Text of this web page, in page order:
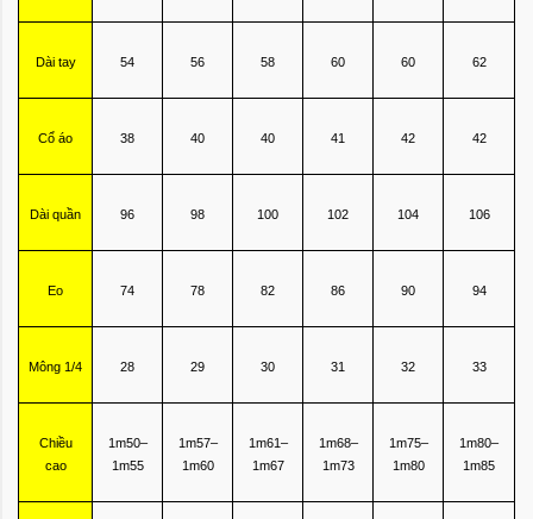
Dài tay 54 56 58 60 60 62
Cổ áo 38 40 40 41 42 42
Dài quần 96 98 100 102 104 106
Eo 74 78 82 86 90 94
Mông 1/4 28 29 30 31 32 33
Chiều
cao
1m50–
1m55
1m57–
1m60
1m61–
1m67
1m68–
1m73
1m75–
1m80
1m80–
1m85